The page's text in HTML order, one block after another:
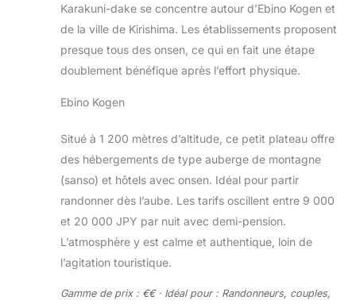
Karakuni-dake se concentre autour d’Ebino Kogen et
de la ville de Kirishima. Les établissements proposent
presque tous des onsen, ce qui en fait une étape
doublement bénéfique après l’effort physique.
Ebino Kogen
Situé à 1 200 mètres d’altitude, ce petit plateau offre
des hébergements de type auberge de montagne
(sanso) et hôtels avec onsen. Idéal pour partir
randonner dès l’aube. Les tarifs oscillent entre 9 000
et 20 000 JPY par nuit avec demi-pension.
L’atmosphère y est calme et authentique, loin de
l’agitation touristique.
Gamme de prix : €€ · Idéal pour : Randonneurs, couples,